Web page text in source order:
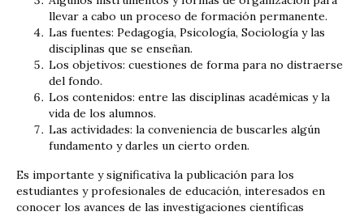
llevar a cabo un proceso de formación permanente.
Las fuentes: Pedagogía, Psicología, Sociología y las
disciplinas que se enseñan.
Los objetivos: cuestiones de forma para no distraerse
del fondo.
Los contenidos: entre las disciplinas académicas y la
vida de los alumnos.
Las actividades: la conveniencia de buscarles algún
fundamento y darles un cierto orden.
Es importante y significativa la publicación para los
estudiantes y profesionales de educación, interesados en
conocer los avances de las investigaciones científicas